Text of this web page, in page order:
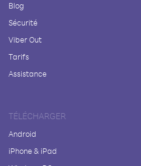
Blog
Sécurité
Viber Out
Tarifs
Assistance
TÉLÉCHARGER
Android
iPhone & iPad